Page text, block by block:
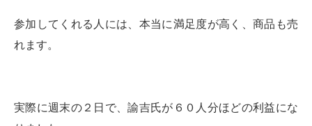
参加してくれる人には、本当に満足度が高く、商品も売
れます。
実際に週末の２日で、諭吉氏が６０人分ほどの利益にな